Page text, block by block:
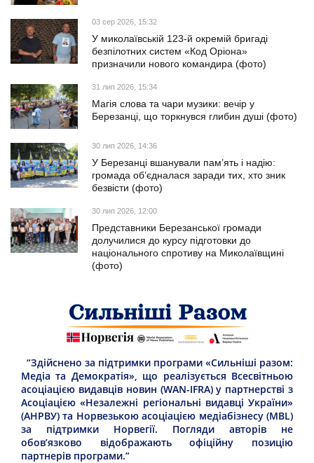
03 сер 2026, 15:32
У миколаївській 123-й окремій бригаді
безпілотних систем «Код Оріона»
призначили нового командира (фото)
31 лип 2026, 15:34
Магія слова та чари музики: вечір у
Березанці, що торкнувся глибин душі (фото)
30 лип 2026, 14:36
У Березанці вшанували пам’ять і надію:
громада об’єдналася заради тих, хто зник
безвісти (фото)
30 лип 2026, 12:00
Представники Березанської громади
долучилися до курсу підготовки до
національного спротиву на Миколаївщині
(фото)
“Здійснено за підтримки програми «Сильніші разом:
Медіа та Демократія», що реалізується Всесвітньою
асоціацією видавців новин (WAN-IFRA) у партнерстві з
Асоціацією «Незалежні регіональні видавці України»
(АНРВУ) та Норвезькою асоціацією медіабізнесу (MBL)
за підтримки Норвегії. Погляди авторів не
обов’язково відображають офіційну позицію
партнерів програми.”